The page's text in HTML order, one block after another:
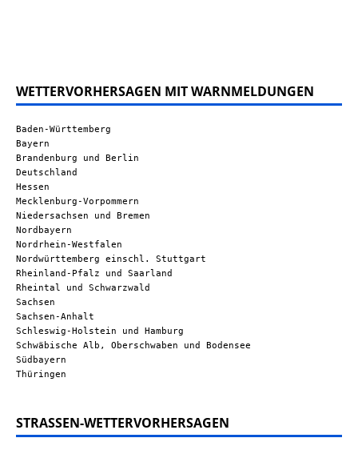
WETTERVORHERSAGEN MIT WARNMELDUNGEN
Baden-Württemberg
Bayern
Brandenburg und Berlin
Deutschland
Hessen
Mecklenburg-Vorpommern
Niedersachsen und Bremen
Nordbayern
Nordrhein-Westfalen
Nordwürttemberg einschl. Stuttgart
Rheinland-Pfalz und Saarland
Rheintal und Schwarzwald
Sachsen
Sachsen-Anhalt
Schleswig-Holstein und Hamburg
Schwäbische Alb, Oberschwaben und Bodensee
Südbayern
Thüringen
STRASSEN-WETTERVORHERSAGEN